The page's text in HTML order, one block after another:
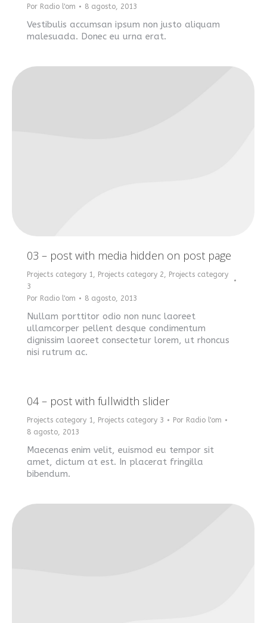
Por Radio l'om 8 agosto, 2013
Vestibulis accumsan ipsum non justo aliquam
malesuada. Donec eu urna erat.
03 – post with media hidden on post page
Projects category 1, Projects category 2, Projects category
3
Por Radio l'om 8 agosto, 2013
Nullam porttitor odio non nunc laoreet
ullamcorper pellent desque condimentum
dignissim laoreet consectetur lorem, ut rhoncus
nisi rutrum ac.
04 – post with fullwidth slider
Projects category 1, Projects category 3 Por Radio l'om
8 agosto, 2013
Maecenas enim velit, euismod eu tempor sit
amet, dictum at est. In placerat fringilla
bibendum.